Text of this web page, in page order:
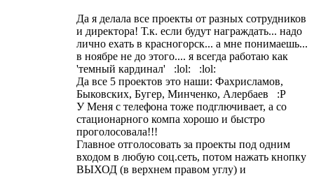
Да я делала все проекты от разных сотрудников
и директора! Т.к. если будут награждать... надо
лично ехать в красногорск... а мне понимаешь...
в ноябре не до этого.... я всегда работаю как
'темный кардинал' :lol: :lol:
Да все 5 проектов это наши: Фахрисламов,
Быковских, Бугер, Минченко, Алербаев :P
У Меня с телефона тоже подглючивает, а со
стационарного компа хорошо и быстро
проголосовала!!!
Главное отголосовать за проекты под одним
входом в любую соц.сеть, потом нажать кнопку
ВЫХОД (в верхнем правом углу) и